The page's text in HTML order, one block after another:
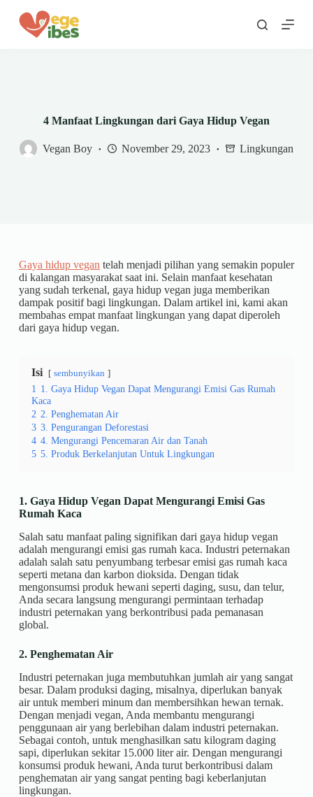
k
4 Manfaat Lingkungan dari Gaya Hidup Vegan
Vegan Boy November 29, 2023 Lingkungan
Gaya hidup vegan telah menjadi pilihan yang semakin populer
di kalangan masyarakat saat ini. Selain manfaat kesehatan
yang sudah terkenal, gaya hidup vegan juga memberikan
dampak positif bagi lingkungan. Dalam artikel ini, kami akan
membahas empat manfaat lingkungan yang dapat diperoleh
dari gaya hidup vegan.
Isi sembunyikan
1 1. Gaya Hidup Vegan Dapat Mengurangi Emisi Gas Rumah
Kaca
2 2. Penghematan Air
3 3. Pengurangan Deforestasi
4 4. Mengurangi Pencemaran Air dan Tanah
5 5. Produk Berkelanjutan Untuk Lingkungan
1. Gaya Hidup Vegan Dapat Mengurangi Emisi Gas
Rumah Kaca
Salah satu manfaat paling signifikan dari gaya hidup vegan
adalah mengurangi emisi gas rumah kaca. Industri peternakan
adalah salah satu penyumbang terbesar emisi gas rumah kaca
seperti metana dan karbon dioksida. Dengan tidak
mengonsumsi produk hewani seperti daging, susu, dan telur,
Anda secara langsung mengurangi permintaan terhadap
industri peternakan yang berkontribusi pada pemanasan
global.
2. Penghematan Air
Industri peternakan juga membutuhkan jumlah air yang sangat
besar. Dalam produksi daging, misalnya, diperlukan banyak
air untuk memberi minum dan membersihkan hewan ternak.
Dengan menjadi vegan, Anda membantu mengurangi
penggunaan air yang berlebihan dalam industri peternakan.
Sebagai contoh, untuk menghasilkan satu kilogram daging
sapi, diperlukan sekitar 15.000 liter air. Dengan mengurangi
konsumsi produk hewani, Anda turut berkontribusi dalam
penghematan air yang sangat penting bagi keberlanjutan
lingkungan.